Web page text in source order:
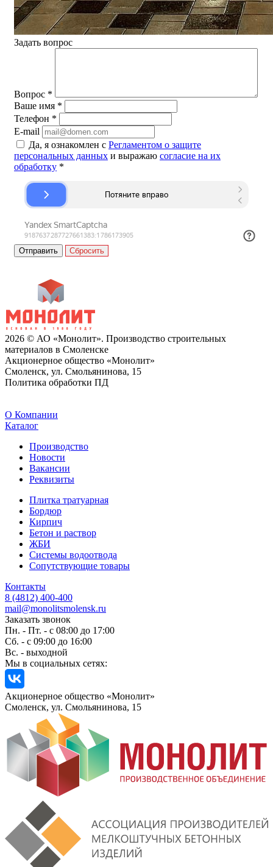
Задать вопрос
Вопрос *
Ваше имя *
Телефон *
E-mail
Да, я ознакомлен с Регламентом о защите
персональных данных и выражаю согласие на их
обработку *
Сбросить
2026 © АО «Монолит». Производство строительных
материалов в Смоленске
Акционерное общество «Монолит»
Смоленск, ул. Смольянинова, 15
Политика обработки ПД
O Компании
Каталог
Производство
Новости
Вакансии
Реквизиты
Плитка тратуарная
Бордюр
Кирпич
Бетон и раствор
ЖБИ
Системы водоотвода
Сопутствующие товары
Контакты
8 (4812) 400-400
mail@monolitsmolensk.ru
Заказать звонок
Пн. - Пт. - с 08:00 до 17:00
Сб. - с 09:00 до 16:00
Вс. - выходной
Мы в социальных сетях:
Акционерное общество «Монолит»
Смоленск, ул. Смольянинова, 15